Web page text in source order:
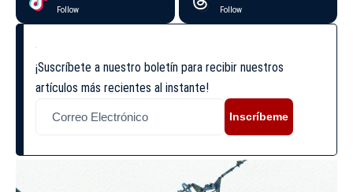
Follow Follow
¡Suscríbete a nuestro boletín para recibir nuestros
artículos más recientes al instante!
Inscríbeme